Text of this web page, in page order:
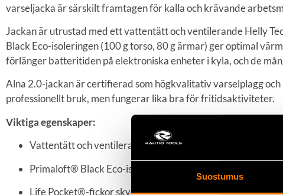
Suostumus
varseljacka är särskilt framtagen för kalla och krävande
Jackan är utrustad med ett vattentätt och ventilerande Helly
Black Eco-isoleringen (100 g torso, 80 g ärmar) ger optimal
förlänger batteritiden på elektroniska enheter i kyla, och de
Alna 2.0-jackan är certifierad som högkvalitativ varselplagg
professionellt bruk, men fungerar lika bra för fritidsaktiviteter.
Viktiga egenskaper:
Vattentätt och ventilerande Helly Tech®-membran med
Primaloft® Black Eco-isolering ger utmärkt värmeisolering
Life Pocket®-fickor skyddar elektroniska enheter mot kyla